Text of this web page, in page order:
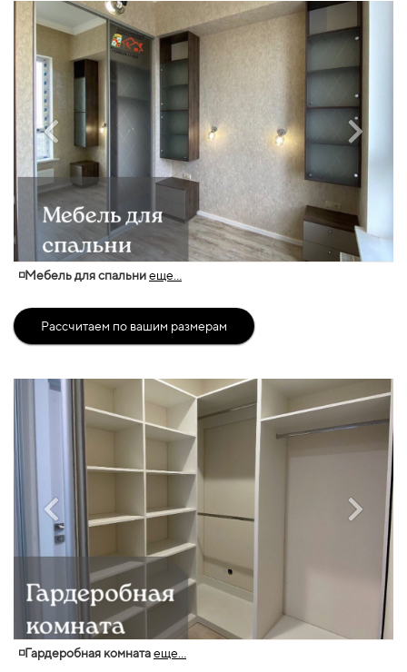
◽Мебель для спальниеще...
Рассчитаем по вашим размерам
◽Гардеробная комнатаеще...